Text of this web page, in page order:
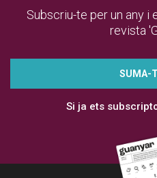
Subscriu-te per un any i
revista
SUMA-
Si ja ets